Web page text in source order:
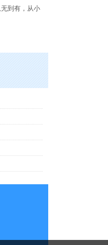
到有，从小